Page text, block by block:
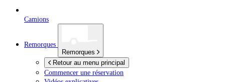
Camions
Remorques
Remorques
Retour au menu principal
Commencer une réservation